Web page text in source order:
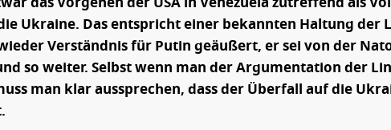
das Vorgehen der USA in Venezuela zutreffend
Ukraine. Das entspricht einer bekannten Haltung der
Verständnis für Putin geäußert, er sei von der
so weiter. Selbst wenn man der Argumentation der
man klar aussprechen, dass der Überfall auf die